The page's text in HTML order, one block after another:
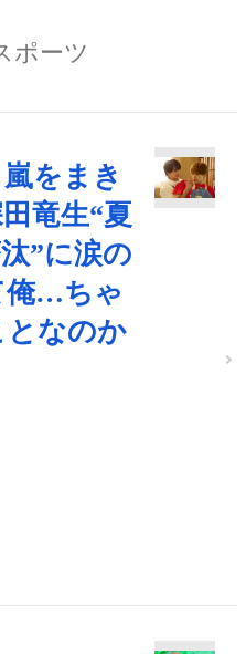
ポーツ
をまき
竜生“夏
”に涙の
俺…ちゃ
となのか